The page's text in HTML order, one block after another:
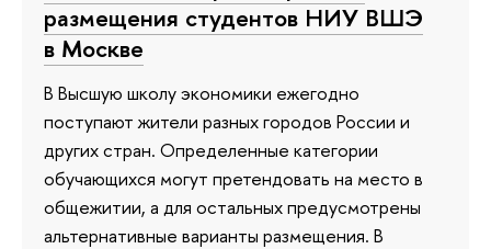
размещения студентов НИУ ВШЭ
в Москве
В Высшую школу экономики ежегодно
поступают жители разных городов России и
других стран. Определенные категории
обучающихся могут претендовать на место в
общежитии, а для остальных предусмотрены
альтернативные варианты размещения. В